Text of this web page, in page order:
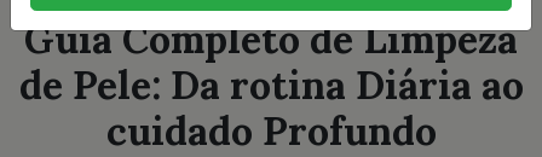
Guia Completo de Limpeza
de Pele: Da rotina Diária ao
cuidado Profundo